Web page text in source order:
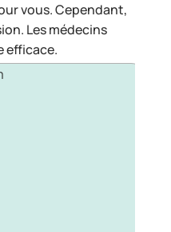
vous. Cependant,
Les médecins
efficace.